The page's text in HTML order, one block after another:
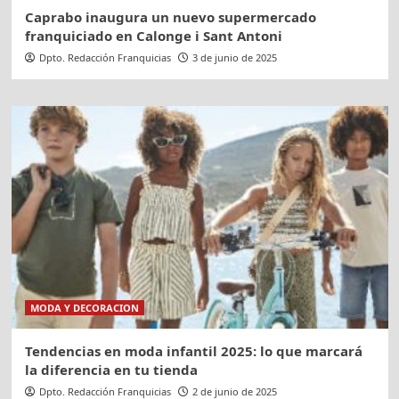
Caprabo inaugura un nuevo supermercado
franquiciado en Calonge i Sant Antoni
Dpto. Redacción Franquicias 3 de junio de 2025
MODA Y DECORACION
Tendencias en moda infantil 2025: lo que marcará
la diferencia en tu tienda
Dpto. Redacción Franquicias 2 de junio de 2025